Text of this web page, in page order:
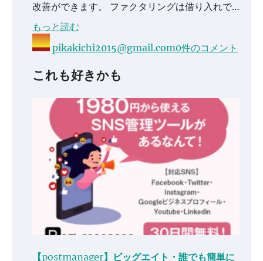
改善ができます。 ファクタリングは借り入れで…
もっと読む
pikakichi2015@gmail.com0件のコメント
これも好きかも
【postmanager】ビッグエイト・誰でも簡単に